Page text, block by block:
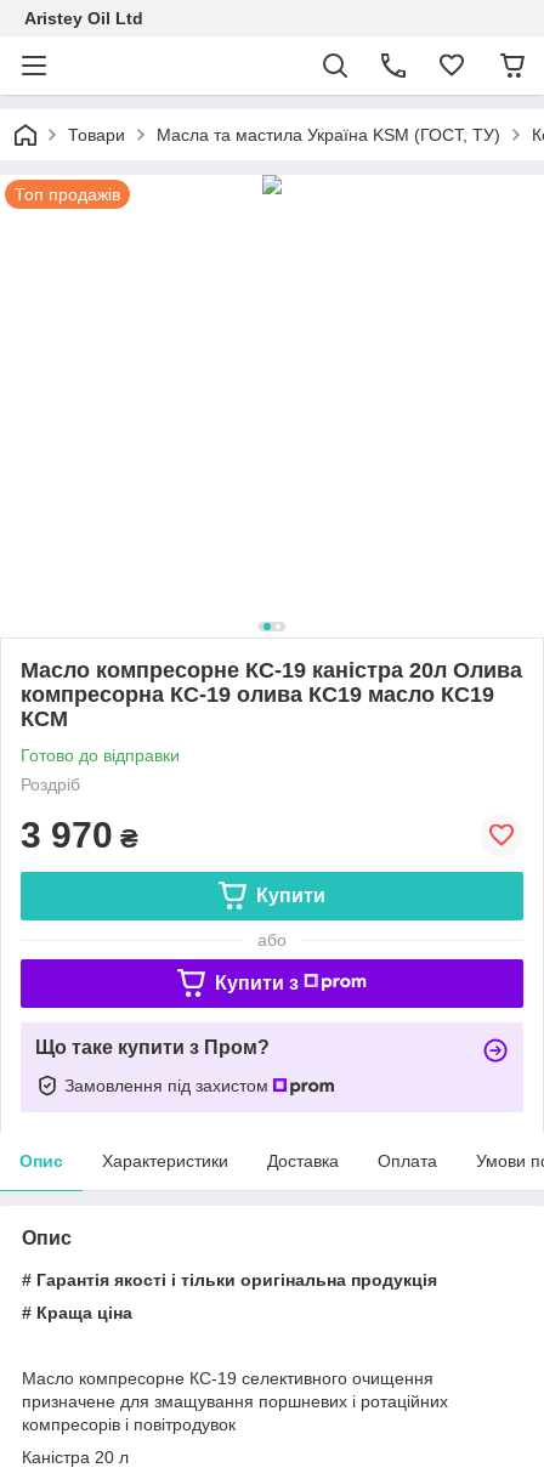
Aristey Oil Ltd
Товари Масла та мастила Україна KSM (ГОСТ, ТУ)
Топ продажів
Масло компресорне КС-19 каністра 20л Олива
компресорна КС-19 олива КС19 масло КС19
КСМ
Готово до відправки
Роздріб
3 970 ₴
Купити
або
Купити з
Що таке купити з Пром?
Замовлення під захистом
Опис Характеристики Доставка Оплата Умови
Опис
# Гарантія якості і тільки оригінальна продукція
# Краща ціна
Масло компресорне КС-19 селективного очищення
призначене для змащування поршневих і ротаційних
компресорів і повітродувок
Каністра 20 л